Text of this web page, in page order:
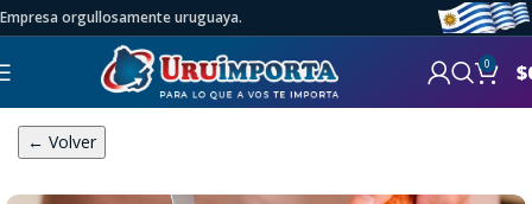
Empresa orgullosamente uruguaya.
0 $
← Volver